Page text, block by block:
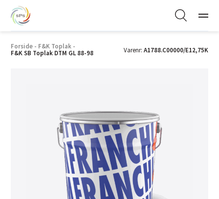
Forside - F&K Toplak -
F&K SB Toplak DTM GL 88-98
Varenr: A1788.C00000/E12,75K